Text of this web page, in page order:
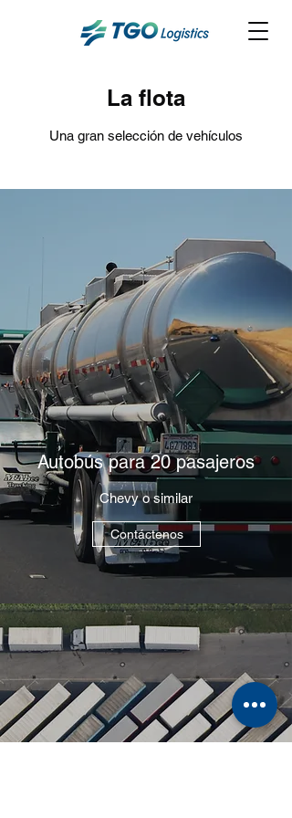
La flota
Una gran selección de vehículos
Autobús para 20 pasajeros
Chevy o similar
Contáctenos